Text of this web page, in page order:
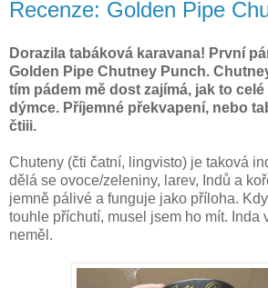
Recenze: Golden Pipe
Dorazila tabáková karavana! První
Golden Pipe Chutney Punch.
tím pádem mě dost zajímá, jak to
dýmce. Příjemné překvapení, nebo
čtiii.
Chuteny (čti čatní, lingvisto) je taková
dělá se ovoce/zeleniny, larev, Indů a
jemně pálivé a funguje jako příloha.
touhle příchutí, musel jsem ho mít. Inda
neměl.